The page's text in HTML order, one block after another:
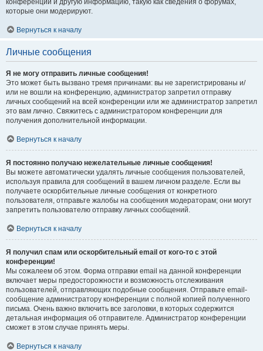
конференции и другую информацию, такую как сведения о форумах,
которые они модерируют.
Вернуться к началу
Личные сообщения
Я не могу отправить личные сообщения!
Это может быть вызвано тремя причинами: вы не зарегистрированы и/
или не вошли на конференцию, администратор запретил отправку
личных сообщений на всей конференции или же администратор запретил
это вам лично. Свяжитесь с администратором конференции для
получения дополнительной информации.
Вернуться к началу
Я постоянно получаю нежелательные личные сообщения!
Вы можете автоматически удалять личные сообщения пользователей,
используя правила для сообщений в вашем личном разделе. Если вы
получаете оскорбительные личные сообщения от конкретного
пользователя, отправьте жалобы на сообщения модераторам; они могут
запретить пользователю отправку личных сообщений.
Вернуться к началу
Я получил спам или оскорбительный email от кого-то с этой
конференции!
Мы сожалеем об этом. Форма отправки email на данной конференции
включает меры предосторожности и возможность отслеживания
пользователей, отправляющих подобные сообщения. Отправьте email-
сообщение администратору конференции с полной копией полученного
письма. Очень важно включить все заголовки, в которых содержится
детальная информация об отправителе. Администратор конференции
сможет в этом случае принять меры.
Вернуться к началу